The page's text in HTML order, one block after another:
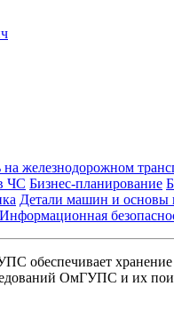
на железнодорожном
ЧС Бизнес-планирование
Детали машин и основы
Информационная
обеспечивает
ОмГУПС и их